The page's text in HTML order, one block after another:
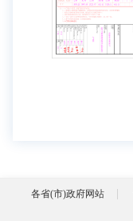
各省(市)政府网站